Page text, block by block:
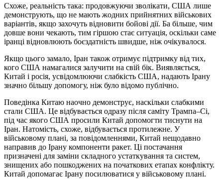
Схоже, реальність така: продовжуючи зволікати, США лише
демонструють, що не мають жодних прийнятних військових
варіантів, якщо захочуть відновити бойові дії. Ба більше, чим
довше вони чекають, тим гіршою стає ситуація, оскільки саме
іранці відновлюють боєздатність швидше, ніж очікувалося.
Якщо цього замало, Іран також отримує підтримку від тих,
кого США намагалися залучити на свій бік. Виявляється,
Китай і росія, усвідомлюючи слабкість США, надають Ірану
значно більшу допомогу, ніж було відомо публічно.
Поведінка Китаю наочно демонструє, наскільки слабкими
стали США. Це відбувається одразу після саміту Трампа–Сі,
під час якого США просили Китай допомогти тиснути на
Іран. Натомість, схоже, відбувається протилежне. У
військовому плані, за повідомленнями, Китай нещодавно
направив до Ірану компоненти ракет. Ці постачання
призначені для заміни складного устаткування та систем,
знищених або пошкоджених на початкових етапах конфлікту.
Китай допомагає Ірану посилюватися у військовому плані.